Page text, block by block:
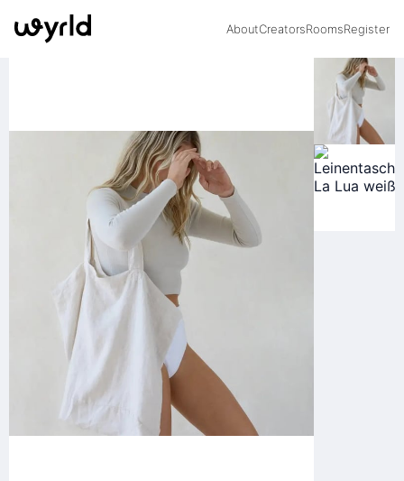
AboutCreatorsRoomsRegister